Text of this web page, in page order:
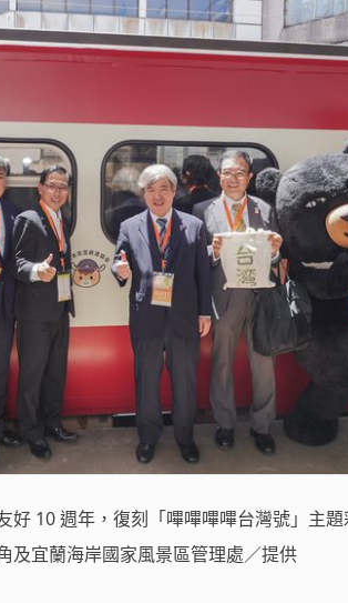
10 週年，復刻「嗶嗶嗶嗶台灣號」主
宜蘭海岸國家風景區管理處／提供